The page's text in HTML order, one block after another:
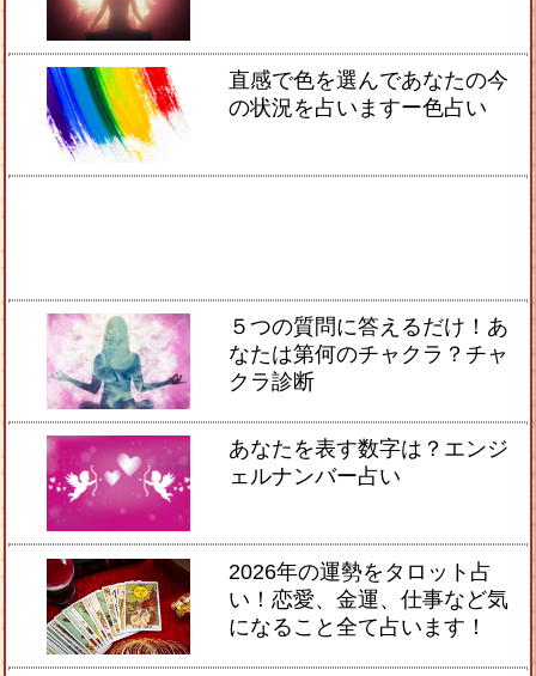
直感で色を選んであなたの今
の状況を占いますー色占い
５つの質問に答えるだけ！あ
なたは第何のチャクラ？チャ
クラ診断
あなたを表す数字は？エンジ
ェルナンバー占い
2026年の運勢をタロット占
い！恋愛、金運、仕事など気
になること全て占います！